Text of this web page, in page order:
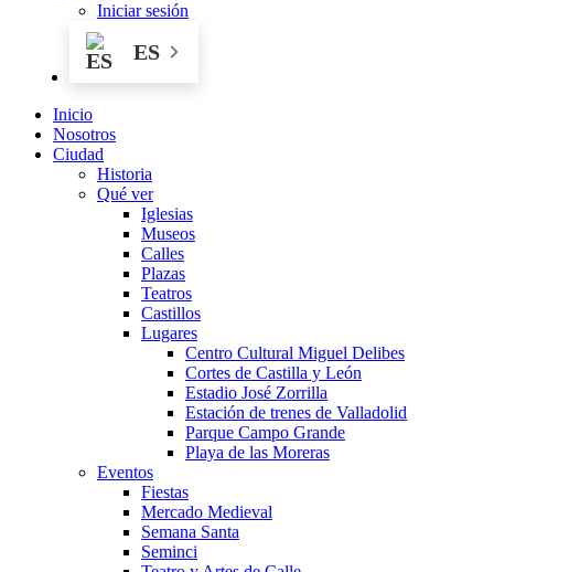
Iniciar sesión
ES
Inicio
Nosotros
Ciudad
Historia
Qué ver
Iglesias
Museos
Calles
Plazas
Teatros
Castillos
Lugares
Centro Cultural Miguel Delibes
Cortes de Castilla y León
Estadio José Zorrilla
Estación de trenes de Valladolid
Parque Campo Grande
Playa de las Moreras
Eventos
Fiestas
Mercado Medieval
Semana Santa
Seminci